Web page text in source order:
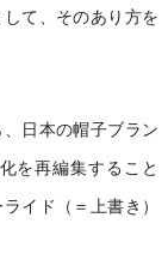
て、そのあり方を
日本の帽子ブラン
を再編集すること
イド（＝上書き）